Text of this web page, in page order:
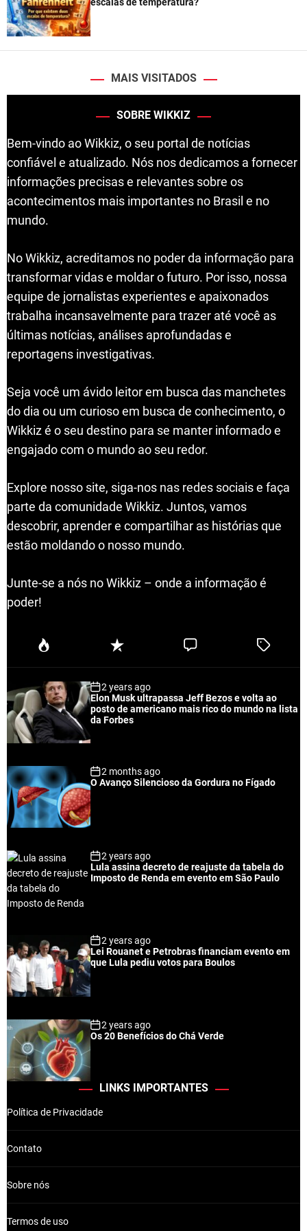
MAIS VISITADOS
SOBRE WIKKIZ
Bem-vindo ao Wikkiz, o seu portal de notícias
confiável e atualizado. Nós nos dedicamos a fornecer
informações precisas e relevantes sobre os
acontecimentos mais importantes no Brasil e no
mundo.
No Wikkiz, acreditamos no poder da informação para
transformar vidas e moldar o futuro. Por isso, nossa
equipe de jornalistas experientes e apaixonados
trabalha incansavelmente para trazer até você as
últimas notícias, análises aprofundadas e
reportagens investigativas.
Seja você um ávido leitor em busca das manchetes
do dia ou um curioso em busca de conhecimento, o
Wikkiz é o seu destino para se manter informado e
engajado com o mundo ao seu redor.
Explore nosso site, siga-nos nas redes sociais e faça
parte da comunidade Wikkiz. Juntos, vamos
descobrir, aprender e compartilhar as histórias que
estão moldando o nosso mundo.
Junte-se a nós no Wikkiz – onde a informação é
poder!
P
u
a
r
R
e
n
t
C
e
T
e
2 years ago
Elon Musk ultrapassa Jeff Bezos e volta ao
posto de americano mais rico do mundo na lista
da Forbes
2 months ago
O Avanço Silencioso da Gordura no Fígado
2 years ago
Lula assina decreto de reajuste da tabela do
Imposto de Renda em evento em São Paulo
2 years ago
Lei Rouanet e Petrobras financiam evento em
que Lula pediu votos para Boulos
2 years ago
Os 20 Benefícios do Chá Verde
LINKS IMPORTANTES
Política de Privacidade
Contato
Sobre nós
Termos de uso